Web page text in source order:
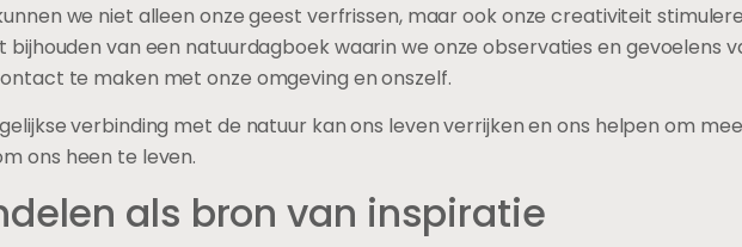
we niet alleen onze geest verfrissen, maar ook onze creativiteit
bijhouden van een natuurdagboek waarin we onze observaties en gevoelens
te maken met onze omgeving en onszelf.
verbinding met de natuur kan ons leven verrijken en ons helpen om
ons heen te leven.
als bron van inspiratie